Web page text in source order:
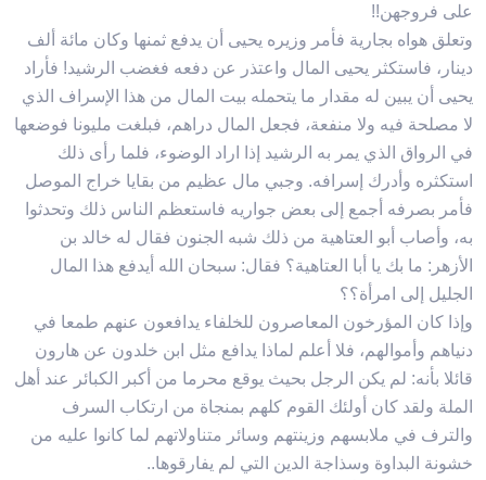
على فروجهن!!
وتعلق هواه بجارية فأمر وزيره يحيى أن يدفع ثمنها وكان مائة ألف
دينار، فاستكثر يحيى المال واعتذر عن دفعه فغضب الرشيد! فأراد
يحيى أن يبين له مقدار ما يتحمله بيت المال من هذا الإسراف الذي
لا مصلحة فيه ولا منفعة، فجعل المال دراهم، فبلغت مليونا فوضعها
في الرواق الذي يمر به الرشيد إذا اراد الوضوء، فلما رأى ذلك
استكثره وأدرك إسرافه. وجبي مال عظيم من بقايا خراج الموصل
فأمر بصرفه أجمع إلى بعض جواريه فاستعظم الناس ذلك وتحدثوا
به، وأصاب أبو العتاهية من ذلك شبه الجنون فقال له خالد بن
الأزهر: ما بك يا أبا العتاهية؟ فقال: سبحان الله أيدفع هذا المال
الجليل إلى امرأة؟؟
وإذا كان المؤرخون المعاصرون للخلفاء يدافعون عنهم طمعا في
دنياهم وأموالهم، فلا أعلم لماذا يدافع مثل ابن خلدون عن هارون
قائلا بأنه: لم يكن الرجل بحيث يوقع محرما من أكبر الكبائر عند أهل
الملة ولقد كان أولئك القوم كلهم بمنجاة من ارتكاب السرف
والترف في ملابسهم وزينتهم وسائر متناولاتهم لما كانوا عليه من
خشونة البداوة وسذاجة الدين التي لم يفارقوها..